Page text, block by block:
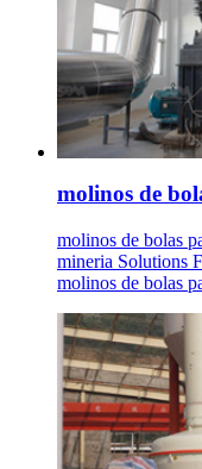
molinos de
molinos de bolas
mineria Solutions
molinos de bolas